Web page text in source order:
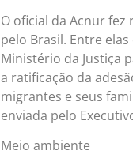
O oficial da Acnur
pelo Brasil. Entre
Ministério da Justiça
a ratificação da
migrantes e seus
enviada pelo
Meio ambiente